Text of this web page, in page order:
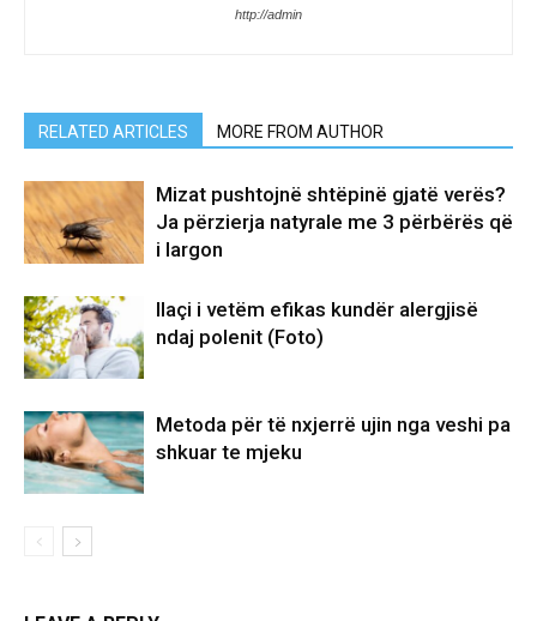
http://admin
RELATED ARTICLES MORE FROM AUTHOR
Mizat pushtojnë shtëpinë gjatë verës?
Ja përzierja natyrale me 3 përbërës që
i largon
Ilaçi i vetëm efikas kundër alergjisë
ndaj polenit (Foto)
Metoda për të nxjerrë ujin nga veshi pa
shkuar te mjeku